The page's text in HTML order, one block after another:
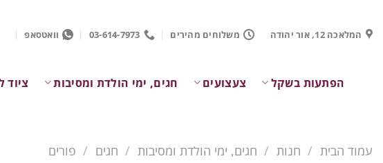
contentהמלאכה 12, אור יהודה משלוחים מהירים 03-614-7973 וואטסאפ
הפתעות בשקל צעצועים חגים, ימי הולדת ומסיבות ציוד
עמוד הבית / חנות / חגים, ימי הולדת ומסיבות / חגים / פורים